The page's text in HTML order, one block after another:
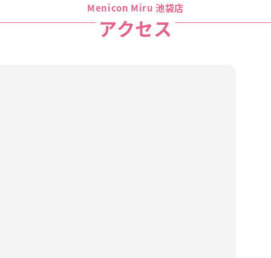
Menicon Miru 池袋店
アクセス